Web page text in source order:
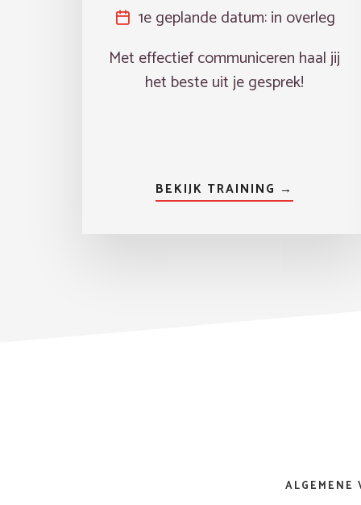
1e geplande datum:in overleg
Met effectief communiceren haal jij
het beste uit je gesprek!
BEKIJK TRAINING →
ALGEMENE